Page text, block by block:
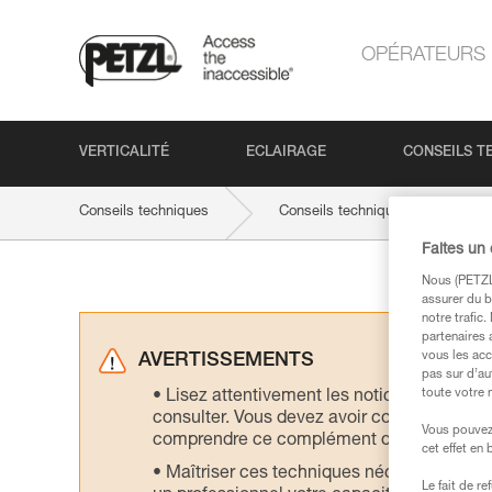
OPÉRATEURS
VERTICALITÉ ECLAIRAGE CONSEILS
Conseils techniques Conseils techniques par activité
AVERTISSEMENTS
Lisez attentivement les notices
consulter. Vous devez avoir compris les
comprendre ce complément
Maîtriser ces techniques nécessite une
Faites un
Nous
assurer du
notre trafic.
partenaires
vous les
pas sur
toute votre
Vous
cet effet en
Le fait de